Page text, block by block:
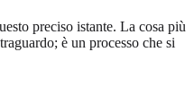
preciso istante. La cosa più
è un processo che si